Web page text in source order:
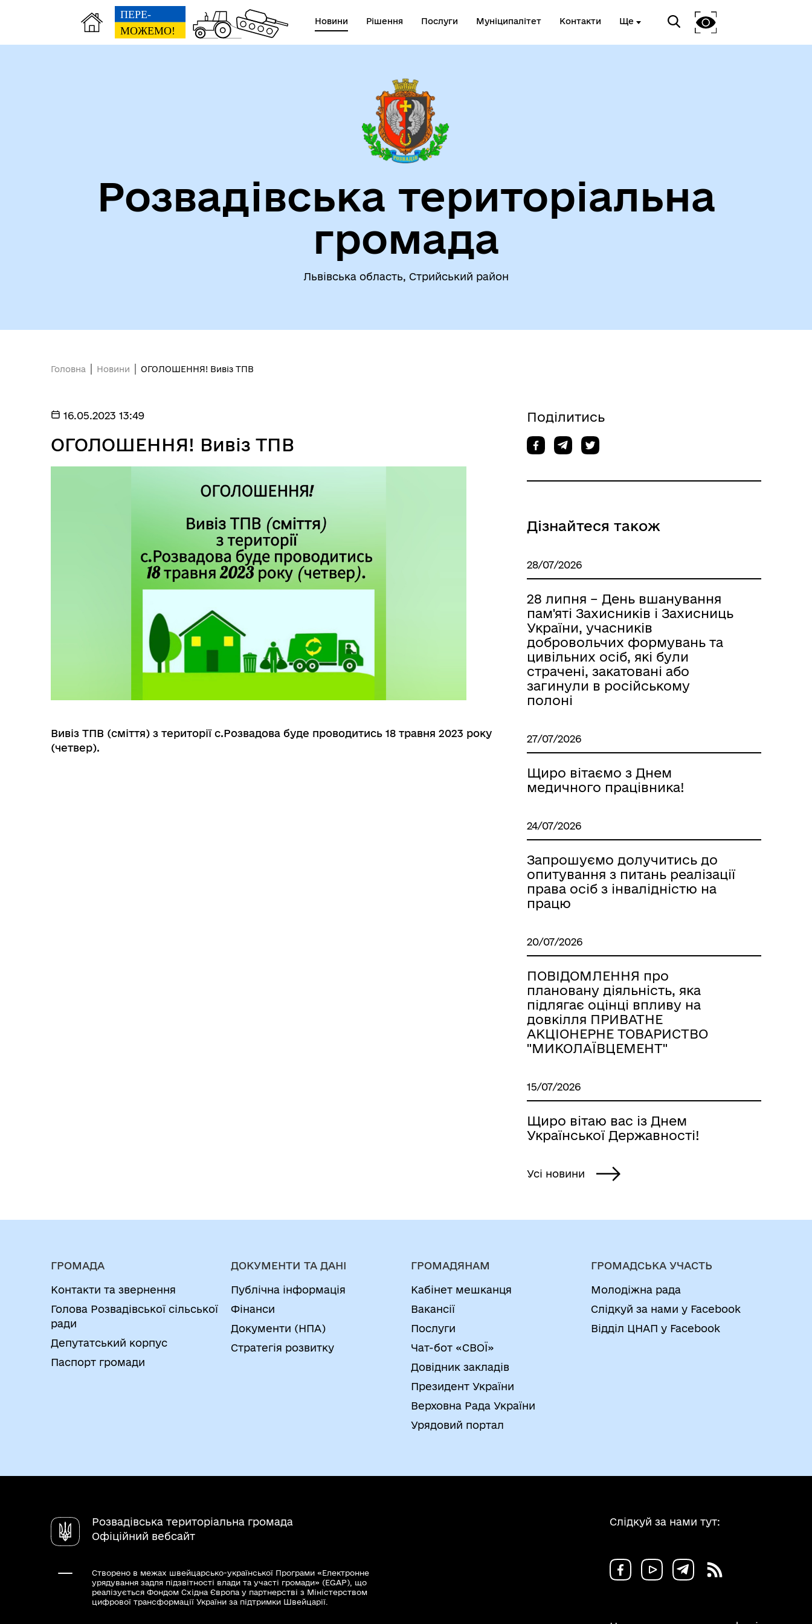
Новини Рішення Послуги Муніципалітет Контакти Ще
Новини ЛОДА
Розвадівська територіальна
громада
Львівська область, Стрийський район
Головна Новини ОГОЛОШЕННЯ! Вивіз ТПВ
16.05.2023 13:49
ОГОЛОШЕННЯ! Вивіз ТПВ
Вивіз ТПВ (сміття) з території с.Розвадова буде проводитись 18 травня 2023 року
(четвер).
Поділитись
Дізнайтеся також
28/07/2026
28 липня – День вшанування
пам'яті Захисників і Захисниць
України, учасників
добровольчих формувань та
цивільних осіб, які були
страчені, закатовані або
загинули в російському
полоні
27/07/2026
Щиро вітаємо з Днем
медичного працівника!
24/07/2026
Запрошуємо долучитись до
опитування з питань реалізації
права осіб з інвалідністю на
працю
20/07/2026
ПОВІДОМЛЕННЯ про
плановану діяльність, яка
підлягає оцінці впливу на
довкілля ПРИВАТНЕ
АКЦІОНЕРНЕ ТОВАРИСТВО
"МИКОЛАЇВЦЕМЕНТ"
15/07/2026
Щиро вітаю вас із Днем
Української Державності!
Усі новини
ГРОМАДА
Контакти та звернення
Голова Розвадівської сільської
ради
Депутатський корпус
Паспорт громади
ДОКУМЕНТИ ТА ДАНІ
Публічна інформація
Фінанси
Документи (НПА)
Стратегія розвитку
ГРОМАДЯНАМ
Кабінет мешканця
Вакансії
Послуги
Чат-бот «СВОЇ»
Довідник закладів
Президент України
Верховна Рада України
Урядовий портал
ГРОМАДСЬКА УЧАСТЬ
Молодіжна рада
Слідкуй за нами у Facebook
Відділ ЦНАП у Facebook
Розвадівська територіальна громада
Офіційний вебсайт
Створено в межах швейцарсько-української Програми «Електронне
урядування задля підзвітності влади та участі громади» (EGAP), що
реалізується Фондом Східна Європа у партнерстві з Міністерством
цифрової трансформації України за підтримки Швейцарії.
Слідкуй за нами тут: